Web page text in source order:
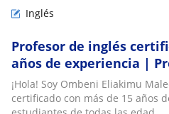
Inglés
Profesor de inglés
años de experiencia |
Cambridge, inglés para
conversación
¡Hola! Soy Ombeni Eliakimu
certificado con más de 15 años